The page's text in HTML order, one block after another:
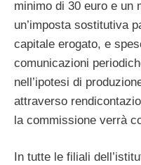
minimo di 30 euro e un
un’imposta sostitutiva
capitale erogato, e
comunicazioni
nell’ipotesi di
attraverso
la commissione verrà
In tutte le filiali